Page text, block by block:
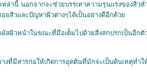
หล่านี้ นอกจากจะช่วยบรรเทาความรุนแรงของสิว
อยสิวและปัญหาผิวต่างๆได้เป็นอย่างดีอีกด้ว
ผิวหน้าในขณะที่มือเต็มไปด้วยสิ่งสกปรกเป็นอีกตั
งที่มีสารก่อให้เกิดการอุดตันที่มักจะเป็นต้นเหตุทำใ